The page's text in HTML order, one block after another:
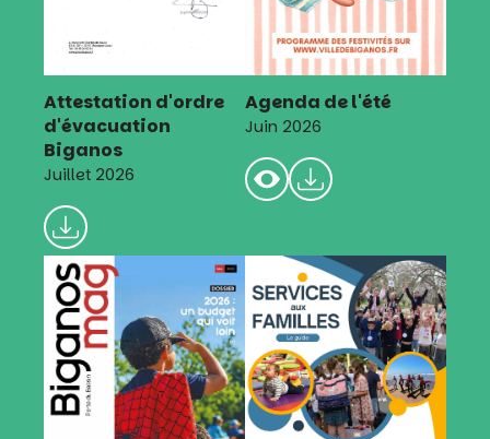
Attestation d'ordre
d'évacuation
Biganos
Juillet 2026
Agenda de l'été
Juin 2026